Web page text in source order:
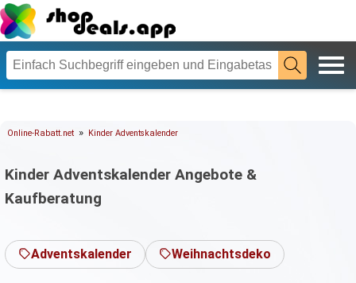
Online-Rabatt.net » Kinder Adventskalender
Kinder Adventskalender Angebote &
Kaufberatung
Adventskalender Weihnachtsdeko